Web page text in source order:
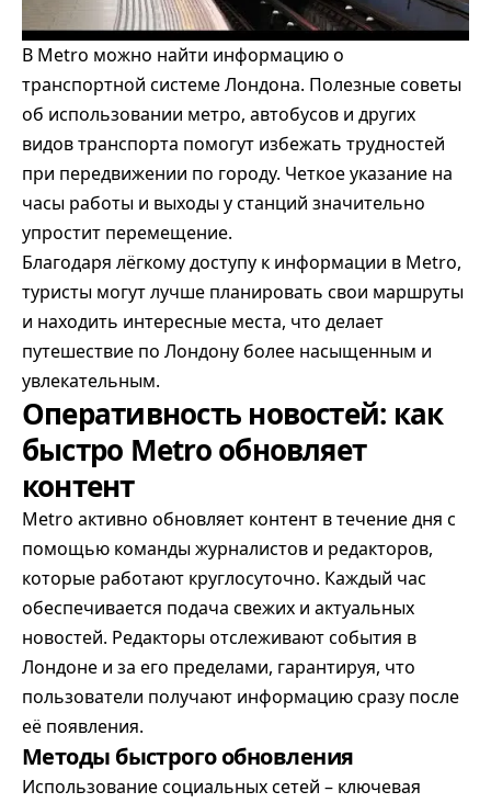
В Metro можно найти информацию о
транспортной системе Лондона. Полезные советы
об использовании метро, автобусов и других
видов транспорта помогут избежать трудностей
при передвижении по городу. Четкое указание на
часы работы и выходы у станций значительно
упростит перемещение.
Благодаря лёгкому доступу к информации в Metro,
туристы могут лучше планировать свои маршруты
и находить интересные места, что делает
путешествие по Лондону более насыщенным и
увлекательным.
Оперативность новостей: как
быстро Metro обновляет
контент
Metro активно обновляет контент в течение дня с
помощью команды журналистов и редакторов,
которые работают круглосуточно. Каждый час
обеспечивается подача свежих и актуальных
новостей. Редакторы отслеживают события в
Лондоне и за его пределами, гарантируя, что
пользователи получают информацию сразу после
её появления.
Методы быстрого обновления
Использование социальных сетей – ключевая